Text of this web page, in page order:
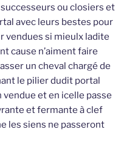
ou closiers et
avec leurs bestes pour
vendues si mieulx ladite
cause n’aiment faire
un cheval chargé de
le pilier dudit portal
et en icelle passe
et fermante à clef
les siens ne passeront